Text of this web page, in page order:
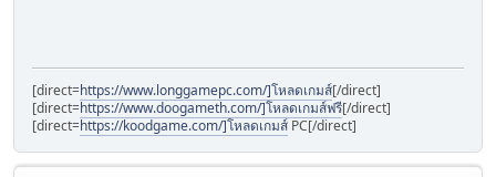
[direct=https://www.longgamepc.com/]โหลดเกมส์[/direct]
[direct=https://www.doogameth.com/]โหลดเกมส์ฟรี[/direct]
[direct=https://koodgame.com/]โหลดเกมส์ PC[/direct]